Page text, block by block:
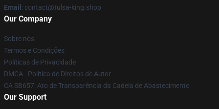
Email : contact@tulsa-king.shop
Our Company
Sobre nós
Termos e Condições
Políticas de Privacidade
DMCA - Política de Direitos de Autor
CA SB657: Ato de Transparência da Cadeia de Abastecimento
Our Support